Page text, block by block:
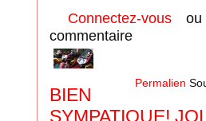
Connectez-vous
commentaire
Permalien
BIEN
SYMPATIQUE!